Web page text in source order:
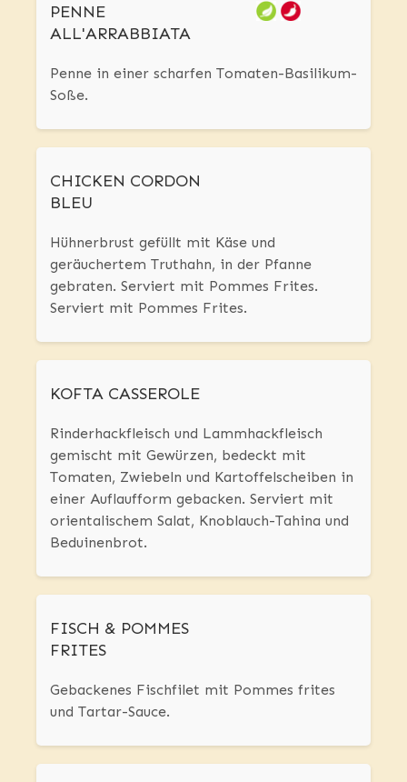
PENNE
ALL'ARRABBIATA
Penne in einer scharfen Tomaten-Basilikum-
Soße.
CHICKEN CORDON
BLEU
Hühnerbrust gefüllt mit Käse und
geräuchertem Truthahn, in der Pfanne
gebraten. Serviert mit Pommes Frites.
Serviert mit Pommes Frites.
KOFTA CASSEROLE
Rinderhackfleisch und Lammhackfleisch
gemischt mit Gewürzen, bedeckt mit
Tomaten, Zwiebeln und Kartoffelscheiben in
einer Auflaufform gebacken. Serviert mit
orientalischem Salat, Knoblauch-Tahina und
Beduinenbrot.
FISCH & POMMES
FRITES
Gebackenes Fischfilet mit Pommes frites
und Tartar-Sauce.